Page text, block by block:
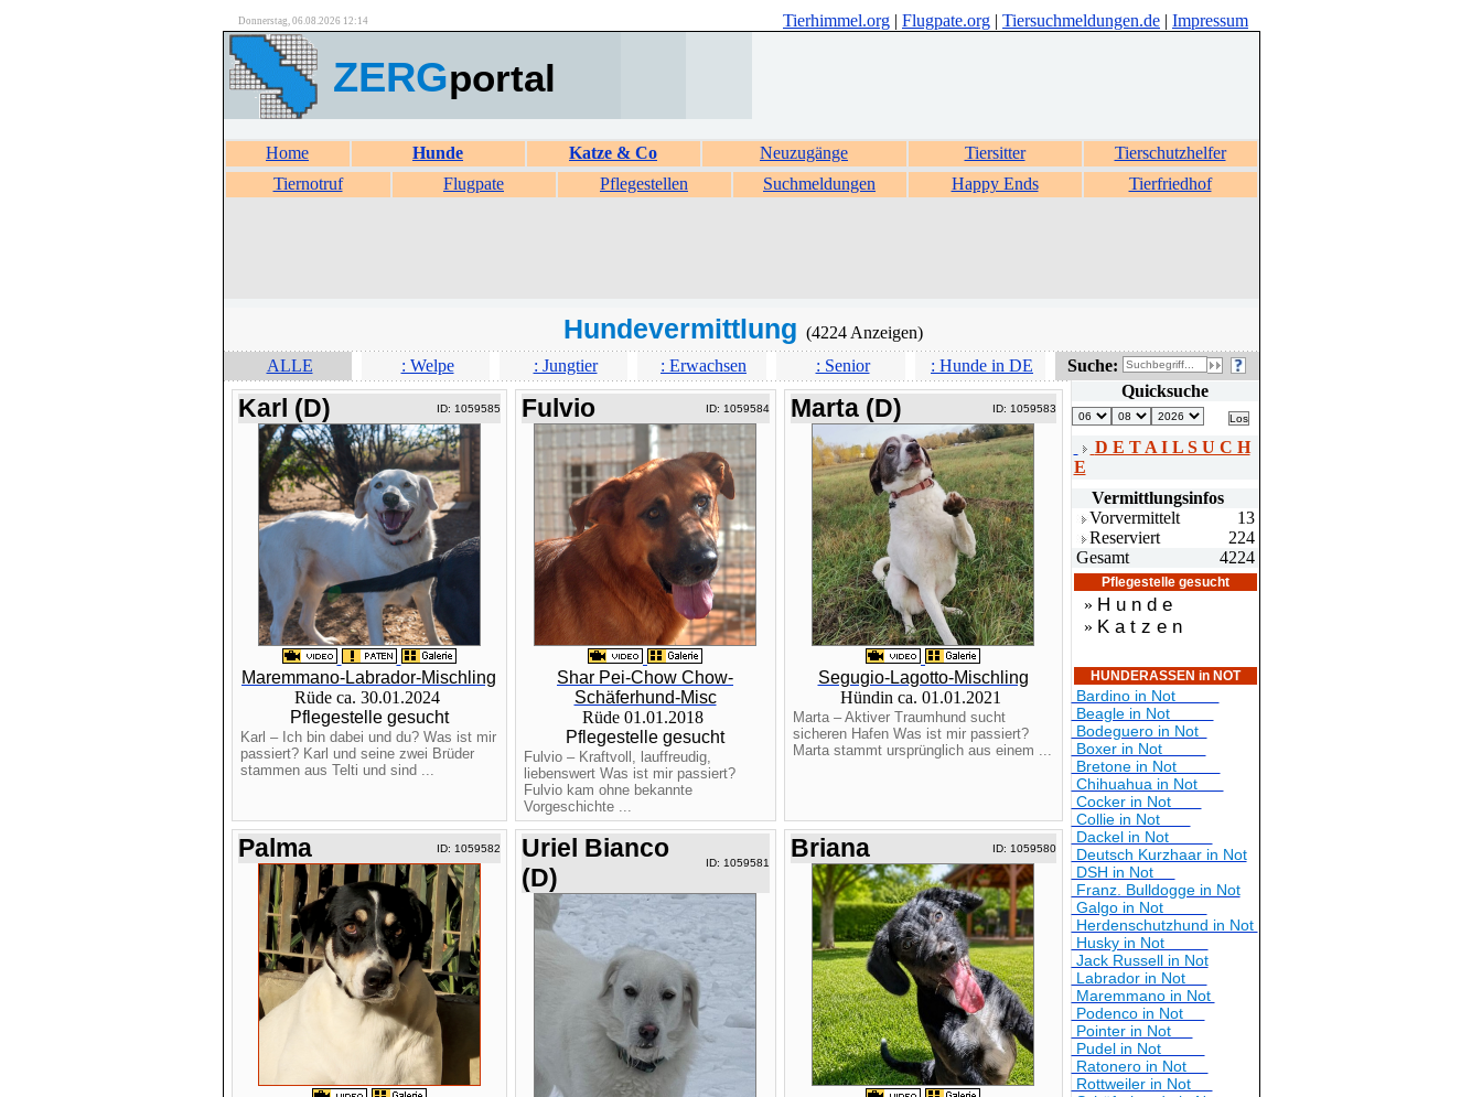
Donnerstag, 06.08.2026 12:14 Tierhimmel.org | Flugpate.org | Tiersuchmeldungen.de | Impressum
ZERGportal
Home Hunde Katze & Co Neuzugänge Tiersitter
Tierschutzhelfer
Tiernotruf
Flugpate Pflegestellen Suchmeldungen Happy Ends Tierfriedhof
Hundevermittlung (4224 Anzeigen)
ALLE
: Welpe : Jungtier : Erwachsen : Senior : Hunde in DE Suche:
Karl (D) ID: 1059585
Maremmano-Labrador-Mischling
Rüde ca. 30.01.2024
Pflegestelle gesucht
Karl – Ich bin dabei und du? Was ist mir
passiert? Karl und seine zwei Brüder
stammen aus Telti und sind ...
Fulvio ID: 1059584
Shar Pei-Chow Chow-
Schäferhund-Misc
Rüde 01.01.2018
Pflegestelle gesucht
Fulvio – Kraftvoll, lauffreudig,
liebenswert Was ist mir passiert?
Fulvio kam ohne bekannte
Vorgeschichte ...
Marta (D) ID: 1059583
Segugio-Lagotto-Mischling
Hündin ca. 01.01.2021
Marta – Aktiver Traumhund sucht
sicheren Hafen Was ist mir passiert?
Marta stammt ursprünglich aus einem ...
Palma ID: 1059582
Uriel Bianco
(D)
ID: 1059581
Briana ID: 1059580
Quicksuche
D E T A I L S U C H
E
Vermittlungsinfos
Vorvermittelt
13
Reserviert
224
Gesamt
4224
Pflegestelle gesucht
» H u n d e
» K a t z e n
HUNDERASSEN in NOT
Bardino in Not
Beagle in Not
Bodeguero in Not
Boxer in Not
Bretone in Not
Chihuahua in Not
Cocker in Not
Collie in Not
Dackel in Not
Deutsch Kurzhaar in Not
DSH in Not
Franz. Bulldogge in Not
Galgo in Not
Herdenschutzhund in Not
Husky in Not
Jack Russell in Not
Labrador in Not
Maremmano in Not
Podenco in Not
Pointer in Not
Pudel in Not
Ratonero in Not
Rottweiler in Not